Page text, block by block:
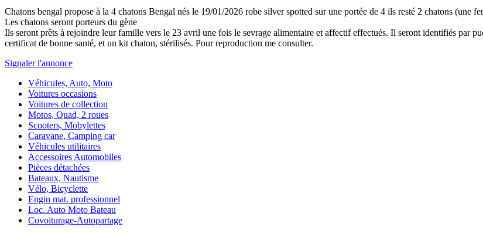
Chatons bengal propose à la 4 chatons Bengal nés le 19/01/2026 robe silver spotted sur une portée de 4 ils resté 2 chatons (une
Les chatons seront porteurs du gène
Ils seront prêts à rejoindre leur famille vers le 23 avril une fois le sevrage alimentaire et affectif effectués. Il seront identifiés par
certificat de bonne santé, et un kit chaton, stérilisés. Pour reproduction me consulter.
Signaler l'annonce
Véhicules, Auto, Moto
Voitures occasions
Voitures de collection
Motos, Quad, 2 roues
Scooters, Mobylettes
Caravane, Camping car
Véhicules utilitaires
Accessoires Automobiles
Pièces détachées
Bateaux, Nautisme
Vélo, Bicyclette
Engin mat. professionnel
Loc. Auto Moto Bateau
Covoiturage-Autopartage